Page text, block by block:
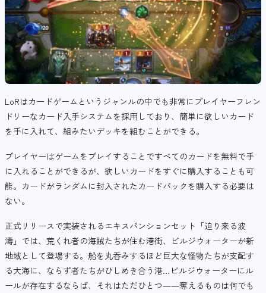
LoRはカードゲームというジャンルの中でも非常にプレイヤーフレン
ドリーなカード入手システムを採用しており、簡単に欲しいカード
を手に入れて、組みたいデッキを組むことができる。
プレイヤーはゲームをプレイすることですべてのカードを無料で手
に入れることができるが、欲しいカードをすぐに購入することも可
能。カードがランダムに封入されたカードパックを購入する必要は
ない。
正式リリースで実装されるエキスパンションセット「迫り来る波
濤」では、荒くれ者の海賊たちが住む港街、ビルジウォーターが新
地域として登場する。船を丸呑みするほど巨大な怪物たちが支配す
る大海に、ならず者たちがひしめき合う港…ビルジウォーターにル
ールが存在するならば、それはただひとつ――奪えるものは何でも